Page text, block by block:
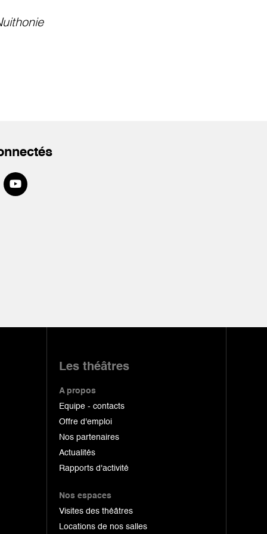
Les théâtres
A propos
Equipe - contacts
Offre d'emploi
Nos partenaires
Actualités
Rapports d'activité
Nos espaces
Visites des théâtres
Locations de nos salles